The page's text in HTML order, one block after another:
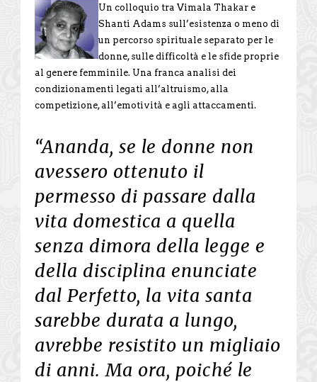
Un colloquio tra Vimala Thakar e
Shanti Adams sull’esistenza o meno di
un percorso spirituale separato per le
donne, sulle difficoltà e le sfide proprie
al genere femminile. Una franca analisi dei
condizionamenti legati all’altruismo, alla
competizione, all’emotività e agli attaccamenti.
“Ananda, se le donne non
avessero ottenuto il
permesso di passare dalla
vita domestica a quella
senza dimora della legge e
della disciplina enunciate
dal Perfetto, la vita santa
sarebbe durata a lungo,
avrebbe resistito un migliaio
di anni. Ma ora, poiché le